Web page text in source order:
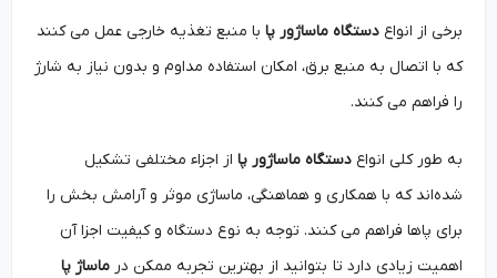
برخی از انواع دستگاه ماساژور پابا منبع تغذیه خارجی عمل می‌ کنند
که با اتصال به منبع برق، امکان استفاده مداوم و بدون نیاز به شارژ
را فراهم می ‌کنند.
به طور کلی انواع دستگاه‌ ماساژور پااز اجزاء مختلفی تشکیل
شده‌اند که با همکاری و هماهنگی، ماساژی موثر و آرامش ‌بخش را
برای پاها فراهم می‌ کنند. توجه به نوع دستگاه و کیفیت اجزا آن
اهمیت زیادی دارد تا بتوانید از بهترین تجربه ممکن درماساژ پا